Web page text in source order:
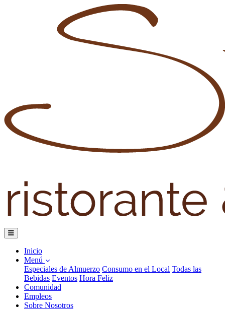
Inicio
Menú
Especiales de Almuerzo Consumo en el Local Todas las
Bebidas Eventos Hora Feliz
Comunidad
Empleos
Sobre Nosotros